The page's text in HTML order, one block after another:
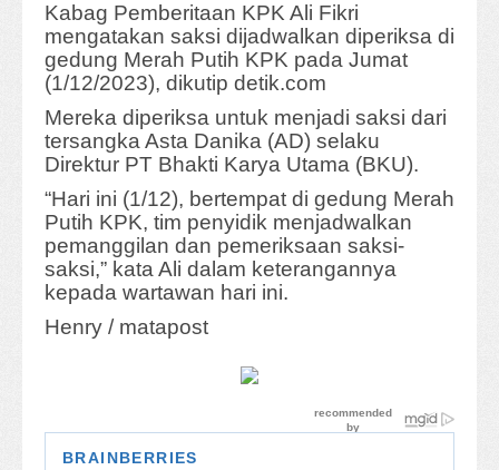
Kabag Pemberitaan KPK Ali Fikri
mengatakan saksi dijadwalkan diperiksa di
gedung Merah Putih KPK pada Jumat
(1/12/2023), dikutip detik.com
Mereka diperiksa untuk menjadi saksi dari
tersangka Asta Danika (AD) selaku
Direktur PT Bhakti Karya Utama (BKU).
“Hari ini (1/12), bertempat di gedung Merah
Putih KPK, tim penyidik menjadwalkan
pemanggilan dan pemeriksaan saksi-
saksi,” kata Ali dalam keterangannya
kepada wartawan hari ini.
Henry / matapost